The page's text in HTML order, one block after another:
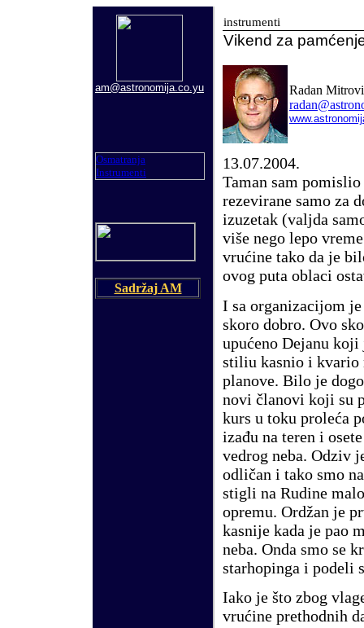
am@astronomija.co.yu
Osmatranja
Instrumenti
Sadržaj AM
instrumenti
Vikend za
Radan
13.07.2004.
Taman sam pomislio
rezevirane samo za
izuzetak (valjda
više nego lepo
vrućine tako da je
ovog puta oblaci
I sa organizacijom
skoro dobro. Ovo
upućeno Dejanu koji
stiliu kasnio i kvario
planove. Bilo je
novi članovi koji su
kurs u toku proleća
izađu na teren i
vedrog neba. Odziv
odličan i tako smo
stigli na Rudine
opremu. Ordžan je
kasnije kada je pao
neba. Onda smo se
starhopinga i podeli
Iako je što zbog
vrućine prethodnih